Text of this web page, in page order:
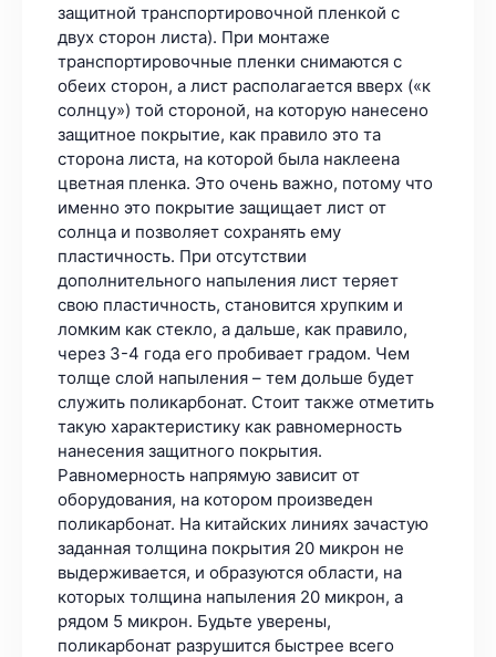
защитной транспортировочной пленкой с
двух сторон листа). При монтаже
транспортировочные пленки снимаются с
обеих сторон, а лист располагается вверх («к
солнцу») той стороной, на которую нанесено
защитное покрытие, как правило это та
сторона листа, на которой была наклеена
цветная пленка. Это очень важно, потому что
именно это покрытие защищает лист от
солнца и позволяет сохранять ему
пластичность. При отсутствии
дополнительного напыления лист теряет
свою пластичность, становится хрупким и
ломким как стекло, а дальше, как правило,
через 3-4 года его пробивает градом. Чем
толще слой напыления – тем дольше будет
служить поликарбонат. Стоит также отметить
такую характеристику как равномерность
нанесения защитного покрытия.
Равномерность напрямую зависит от
оборудования, на котором произведен
поликарбонат. На китайских линиях зачастую
заданная толщина покрытия 20 микрон не
выдерживается, и образуются области, на
которых толщина напыления 20 микрон, а
рядом 5 микрон. Будьте уверены,
поликарбонат разрушится быстрее всего